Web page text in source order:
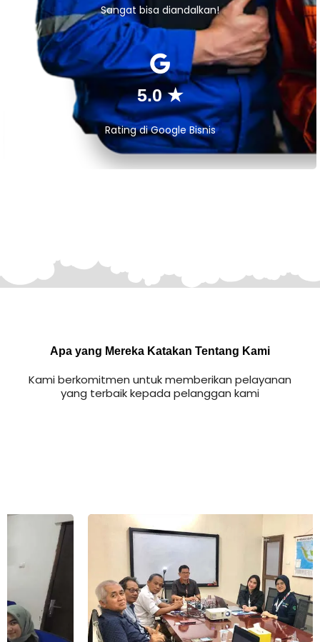
Sangat bisa diandalkan!
5.0 ★
Rating di Google Bisnis
Apa yang Mereka Katakan Tentang Kami
Kami berkomitmen untuk memberikan pelayanan
yang terbaik kepada pelanggan kami